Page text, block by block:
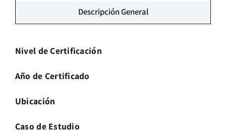
Descripción General
Nivel de Certificación
Año de Certificado
Ubicación
Caso de Estudio